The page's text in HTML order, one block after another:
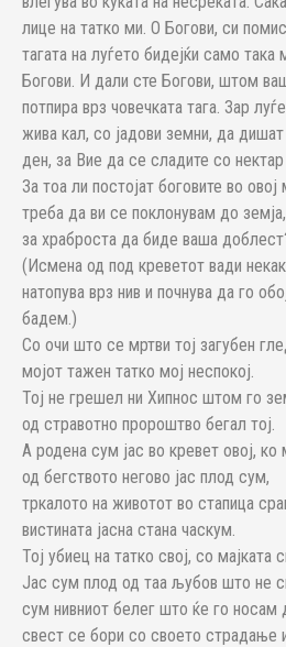
лице на татко ми. О Богови, си
тагата на луѓето бидејќи само
Богови. И дали сте Богови, штом
потпира врз човечката тага. Зар
жива кал, со јадови земни, да
ден, за Вие да се сладите со
За тоа ли постојат боговите во
треба да ви се поклонувам до
за храброста да биде ваша
(Исмена од под креветот вади
натопува врз нив и почнува да го
бадем.)
Со очи што се мртви тој загубен
мојот тажен татко мој неспокој.
Тој не грешел ни Хипнос штом го
од стравотно пророштво бегал тој.
А родена сум јас во кревет овој,
од бегството негово јас плод сум,
тркалото на животот во стапица
вистината јасна стана часкум.
Тој убиец на татко свој, со мајката
Јас сум плод од таа љубов што не
сум нивниот белег што ќе го носам
свест се бори со своето страдање